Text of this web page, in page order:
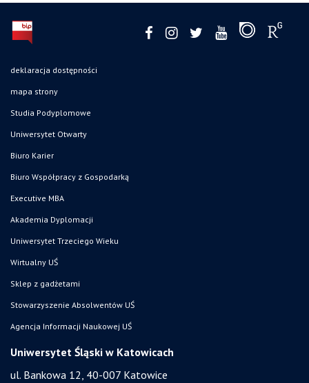
deklaracja dostępności
mapa strony
Studia Podyplomowe
Uniwersytet Otwarty
Biuro Karier
Biuro Współpracy z Gospodarką
Executive MBA
Akademia Dyplomacji
Uniwersytet Trzeciego Wieku
Wirtualny UŚ
Sklep z gadżetami
Stowarzyszenie Absolwentów UŚ
Agencja Informacji Naukowej UŚ
Uniwersytet Śląski w Katowicach
ul. Bankowa 12, 40-007 Katowice